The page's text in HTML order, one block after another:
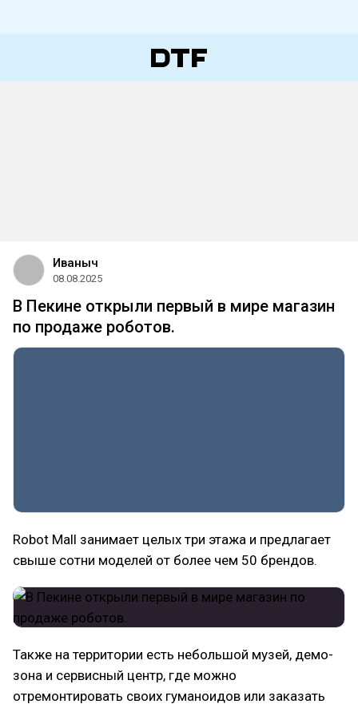
Иваныч
08.08.2025
В Пекине открыли первый в мире магазин
по продаже роботов.
Robot Mall занимает целых три этажа и предлагает
свыше сотни моделей от более чем 50 брендов.
Также на территории есть небольшой музей, демо-
зона и сервисный центр, где можно
отремонтировать своих гуманоидов или заказать